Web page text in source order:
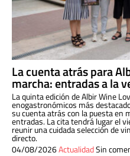
La cuenta atrás para
marcha: entradas a la
La quinta edición de Albir Wine
enogastronómicos más
su cuenta atrás con la puesta en
entradas. La cita tendrá lugar el
reunir una cuidada selección de
directo.
04/08/2026ActualidadSin